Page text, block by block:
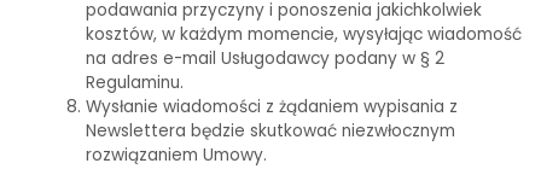
podawania przyczyny i ponoszenia jakichkolwiek
kosztów, w każdym momencie, wysyłając wiadomość
na adres e-mail Usługodawcy podany w § 2
Regulaminu.
Wysłanie wiadomości z żądaniem wypisania z
Newslettera będzie skutkować niezwłocznym
rozwiązaniem Umowy.